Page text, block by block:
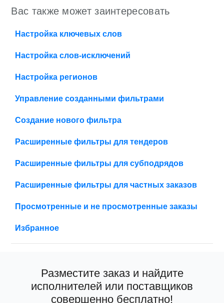
Вас также может заинтересовать
Настройка ключевых слов
Настройка слов-исключений
Настройка регионов
Управление созданными фильтрами
Создание нового фильтра
Расширенные фильтры для тендеров
Расширенные фильтры для субподрядов
Расширенные фильтры для частных заказов
Просмотренные и не просмотренные заказы
Избранное
Разместите заказ и найдите
исполнителей или поставщиков
совершенно бесплатно!